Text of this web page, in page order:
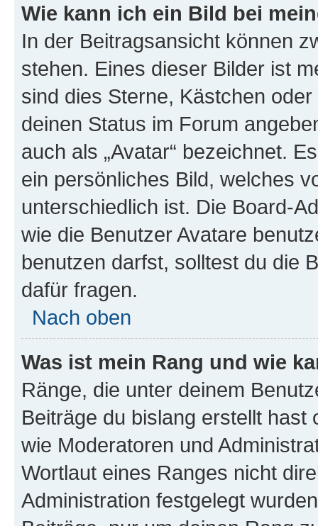
Wie kann ich ein Bild bei
In der Beitragsansicht können
stehen. Eines dieser Bilder ist
sind dies Sterne, Kästchen
deinen Status im Forum
auch als „Avatar“ bezeichnet.
ein persönliches Bild, welches
unterschiedlich ist. Die Board-
wie die Benutzer Avatare
benutzen darfst, solltest du die
dafür fragen.
Nach oben
Was ist mein Rang und wie
Ränge, die unter deinem
Beiträge du bislang erstellt
wie Moderatoren und
Wortlaut eines Ranges nicht
Administration festgelegt